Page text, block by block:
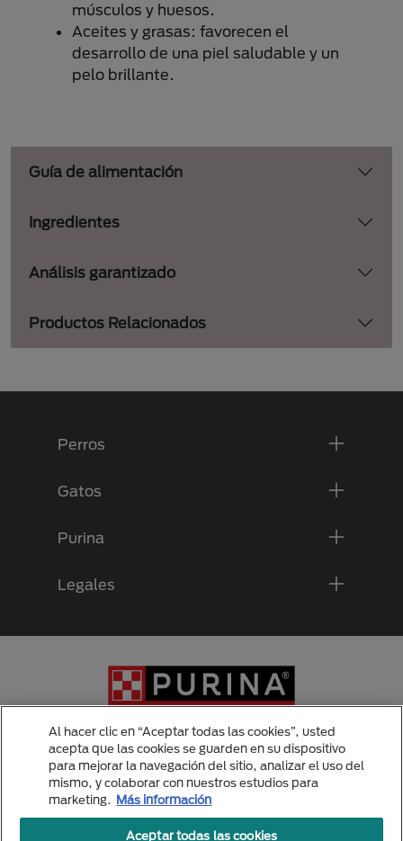
músculos y huesos.
Aceites y grasas: favorecen el
desarrollo de una piel saludable y un
pelo brillante.
Guía de alimentación
Ingredientes
Análisis garantizado
Productos Relacionados
Perros
Gatos
Purina
Legales
Menu Footer Secundario Purina
All Nestlé Purina trademarks owned by Société des Produits Nestlé S.A.,
Al hacer clic en “Aceptar todas las cookies”, usted
acepta que las cookies se guarden en su dispositivo
para mejorar la navegación del sitio, analizar el uso del
mismo, y colaborar con nuestros estudios para
marketing. Más información
Aceptar todas las cookies